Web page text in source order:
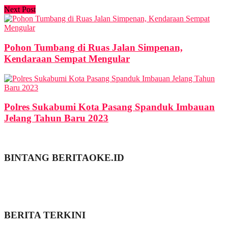
Next Post
Pohon Tumbang di Ruas Jalan Simpenan,
Kendaraan Sempat Mengular
Polres Sukabumi Kota Pasang Spanduk Imbauan
Jelang Tahun Baru 2023
BINTANG BERITAOKE.ID
BERITA TERKINI